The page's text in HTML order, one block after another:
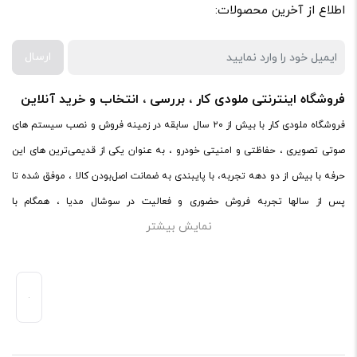
ارزش خرید در برابر قیمت:
اطلاع از آخرین محصولات:
ارسال
فروشگاه اینترنتی ملودی کار ، بررسی ، انتخاب و خرید آنلاین
فروشگاه ملودی کار با بیش از ۲۰ سال سابقه در زمینه فروش و نصب سیستم های
صوتی تصویری ، حفاظتی و امنیتی خودرو ، به عنوان یکی از قدیمی‌ترین های این
حرفه با بیش از دو دهه تجربه، با پایبندی به ضمانت اصل‌بودن کالا ، موفق شده تا
پس از سالها تجربه فروش حضوری و فعالیت در سوشال مدیا ، همگام با
فروشگاه‌های معتبر دنیا اقدام به فروش اینترنتی کند. در سایت ملودی کار ،
اصلی خریداری کنید.ملودی کار با پایبندی به ضمانت اصل‌بودن کالا، موفق شده تا
نمایش بیشتر